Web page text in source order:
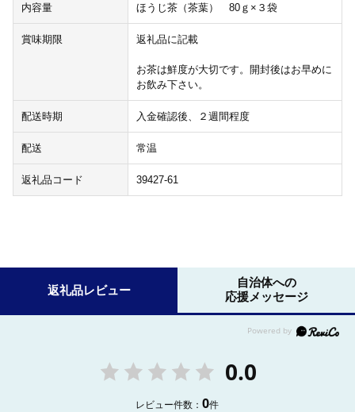
内容量 ほうじ茶（茶葉） 80ｇ×３袋
賞味期限 返礼品に記載
お茶は鮮度が大切です。開封後はお早めに
お飲み下さい。
配送時期 入金確認後、２週間程度
配送 常温
返礼品コード 39427-61
返礼品レビュー
自治体への
応援メッセージ
0.0
レビュー件数：0件